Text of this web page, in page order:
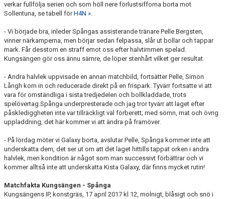
verkar fullfölja serien och som höll nere förlustsifforna borta mot
Sollentuna, se tabell förH4N ».
- Vi började bra, inleder Spångas assisterande tränare Pelle Bergsten,
vinner närkamperna, men börjar sedan felpassa, slår ut bollar och tappar
mark. Får desstom en straff emot oss efter halvtimmen spelad.
Kungsängen gör oss ännu sämre, de löper stenhårt vilket ger resultat.
- Andra halvlek uppvisade en annan matchbild, fortsätter Pelle, Simon
Långh kom in och reducerade direkt på en frispark. Tyvärr fortsatte vi att
vara för omständliga i sista tredjedelen och bollkladdade, trots
spelövertag.Spånga underpresterade och jag tror tyvärr att laget efter
påsklediggheten inte var tillräckligt väl förberett; med sömn, mat och övrig
uppladdning, det här kommer vi att ändra på framöver.
- På lördag möter vi Galaxy borta, avslutar Pelle, Spånga kommer inte att
underskatta dem, det ser ut om att det laget hittills tappat orken i andra
halvlek, men kondition är något som man successivt förbättrar och vi
kommer alltså inte att underskatta Kista Galaxy, där finns mycket rutin!
Matchfakta Kungsängen - Spånga
Kungsängens IP, konstgräs, 17 april 2017 kl 12, molnigt, blåsigt och snö i